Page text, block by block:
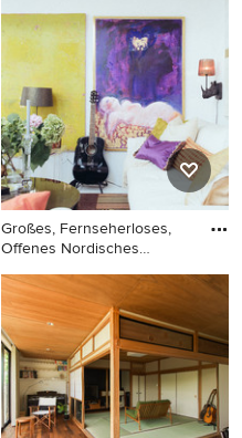
beiger Wandfarbe, braunem
Holzboden, Kaminofen und
TV-Wand in Madrid
Großes, Fernseherloses,
Offenes Nordisches
Großes, Fernseherloses,
Offenes Nordisches
Musikzimmer ohne Kamin
mit weißer Wandfarbe in
Stockholm